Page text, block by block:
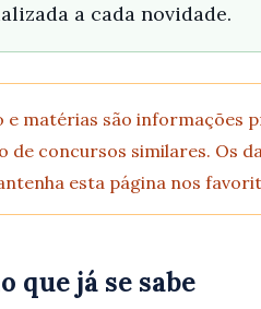
a cada novidade.
e matérias são informações
de concursos similares. Os
esta página nos
que já se sabe